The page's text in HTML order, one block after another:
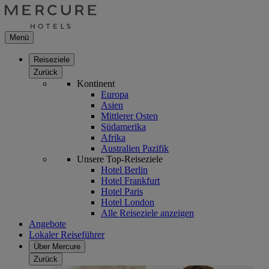
Menü
Reiseziele
Zurück
Kontinent
Europa
Asien
Mittlerer Osten
Südamerika
Afrika
Australien Pazifik
Unsere Top-Reiseziele
Hotel Berlin
Hotel Frankfurt
Hotel Paris
Hotel London
Alle Reiseziele anzeigen
Angebote
Lokaler Reiseführer
Über Mercure
Zurück